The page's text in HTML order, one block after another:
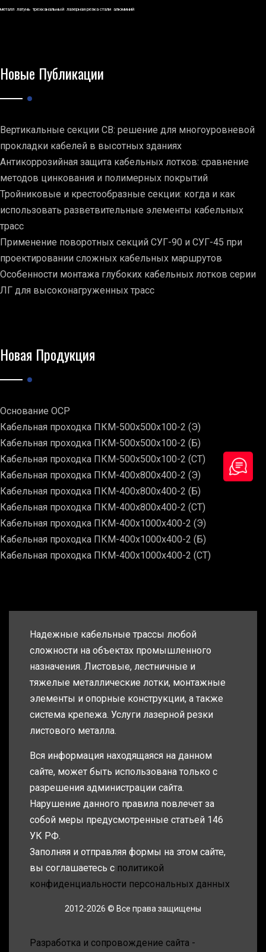
металл латунь трехканальный лазерная резка стали алюминий
Новые Публикации
Вертикальные секции СВ: решение для многоуровневой
прокладки кабелей в высотных зданиях
Антикоррозийная защита кабельных лотков: сравнение
методов цинкования и полимерных покрытий
Тройниковые и крестообразные секции: когда и как
использовать разветвительные элементы кабельных
трасс
Применение поворотных секций СУГ-90 и СУГ-45 при
проектировании сложных кабельных маршрутов
Особенности монтажа глубоких кабельных лотков серии
ЛГ для высоконагруженных трасс
Новая Продукция
Основание ОСР
Кабельная проходка ПКМ-500х500х100-2 (Э)
Кабельная проходка ПКМ-500х500х100-2 (Б)
Кабельная проходка ПКМ-500х500х100-2 (СТ)
Кабельная проходка ПКМ-400х800х400-2 (Э)
Кабельная проходка ПКМ-400х800х400-2 (Б)
Кабельная проходка ПКМ-400х800х400-2 (СТ)
Кабельная проходка ПКМ-400х1000х400-2 (Э)
Кабельная проходка ПКМ-400х1000х400-2 (Б)
Кабельная проходка ПКМ-400х1000х400-2 (СТ)
Надежные кабельные трассы любой
сложности на объектах промышленного
назначения. Листовые, лестничные и
тяжелые металлические лотки, монтажные
элементы и опорные конструкции, а также
система крепежа. Услуги лазерной резки
листового металла.
Вся информация находящаяся на данном
сайте, может быть использована только с
разрешения администрации сайта.
Нарушение данного правила повлечет за
собой меры предусмотренные статьей 146
УК РФ.
Заполняя и отправляя формы на этом сайте,
вы соглашаетесь с политикой
конфиденциальности персональных данных
2012-2026 © Все права защищены
Разработка и сопровождение сайта -